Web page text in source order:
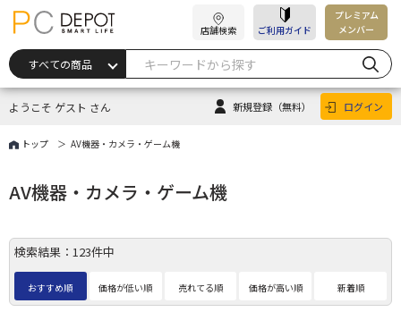
店舗検索 ご利用ガイド
プレミアム
メンバー
ようこそ ゲスト さん 新規登録 （無料） ログイン
トップ AV機器・カメラ・ゲーム機
AV機器・カメラ・ゲーム機
検索結果：123件中
おすすめ順 価格が低い順 売れてる順 価格が高い順 新着順